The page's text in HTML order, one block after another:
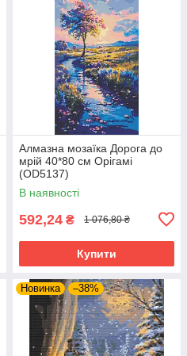
Алмазна мозаїка Дорога до
мрій 40*80 см Орігамі
(OD5137)
В наявності
592,24 ₴ 1 076,80 ₴
Купити
Новинка –38%